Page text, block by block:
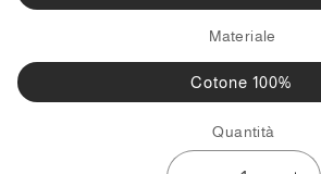
Materiale
Cotone 100%
Quantità